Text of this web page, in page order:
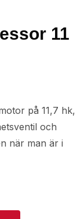
11
på 11,7 hk,
och
när man är i